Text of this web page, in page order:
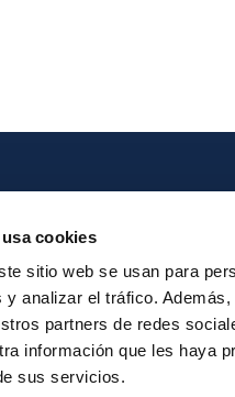
cookies
sitio web se usan para
y analizar el tráfico.
partners de redes
información que les haya
sus servicios.